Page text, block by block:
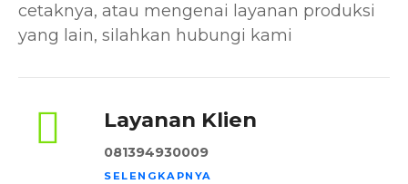
cetaknya, atau mengenai layanan produksi
yang lain, silahkan hubungi kami
Layanan Klien
081394930009
SELENGKAPNYA